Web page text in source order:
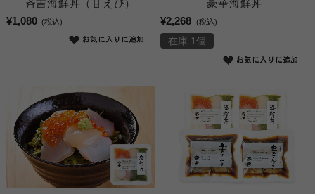
斉吉海鮮丼（甘えび）
¥1,080 (税込)
豪華海鮮丼
¥2,268
(税込)
在庫 1個